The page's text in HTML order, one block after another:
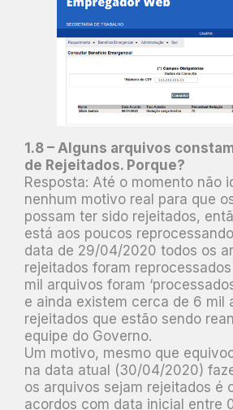
1.8 – Alguns arquivos
de Rejeitados. Porque?
Resposta: Até o momento não
nenhum motivo real para que
possam ter sido rejeitados,
está aos poucos
data de 29/04/2020 todos os
rejeitados foram
mil arquivos foram
e ainda existem cerca de 6 mil
rejeitados que estão sendo
equipe do Governo.
Um motivo, mesmo que
na data atual (30/04/2020)
os arquivos sejam rejeitados é
acordos com data inicial entre